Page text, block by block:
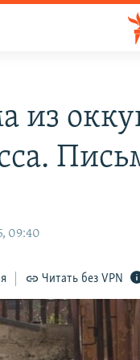
из
09:40
Читать без VPN